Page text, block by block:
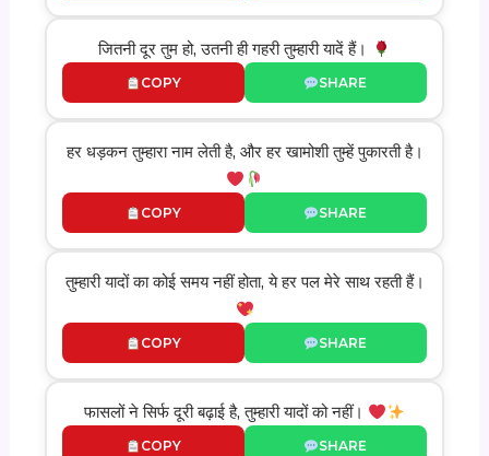
जितनी दूर तुम हो, उतनी ही गहरी तुम्हारी यादें हैं।
COPY SHARE
हर धड़कन तुम्हारा नाम लेती है, और हर खामोशी तुम्हें पुकारती है।
COPY SHARE
तुम्हारी यादों का कोई समय नहीं होता, ये हर पल मेरे साथ रहती हैं।
COPY SHARE
फासलों ने सिर्फ दूरी बढ़ाई है, तुम्हारी यादों को नहीं।
COPY SHARE